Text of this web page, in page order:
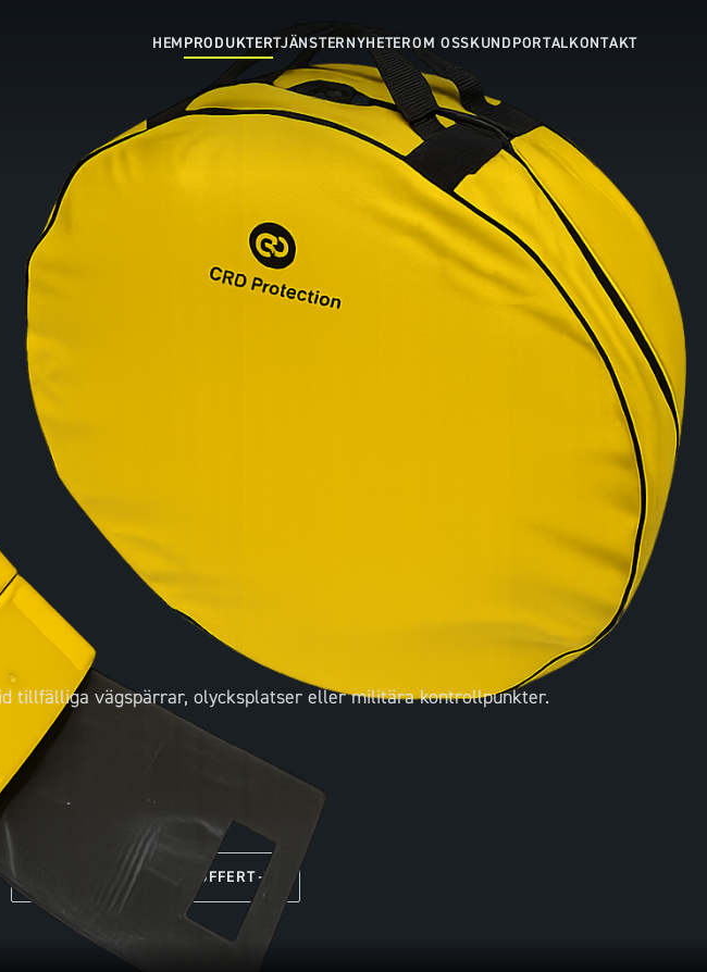
HEMPRODUKTERTJÄNSTERNYHETEROM OSSKUNDPORTALKONTAKT
tillfälliga vägspärrar, olycksplatser eller militära kontrollpunkter.
KONTAKTA OSS FÖR OFFERT